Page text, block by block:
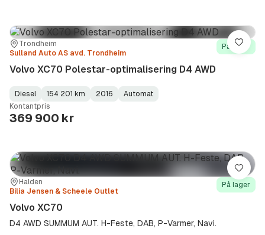
Sted:Trondheim
Forhandler:
Sulland Auto AS avd. Trondheim
På lager
Volvo XC70 Polestar-optimalisering D4 AWD
Fuel
Type:
Diesel
Kilometerstand:
154 201 km
Model
Year:
2016
Gearbox
Type:
Automat
Kontantpris
369 900 kr
Lagre
Sted:Halden
Forhandler:
Bilia Jensen & Scheele Outlet
På lager
Volvo XC70
D4 AWD SUMMUM AUT. H-Feste, DAB, P-Varmer, Navi.
Lagre